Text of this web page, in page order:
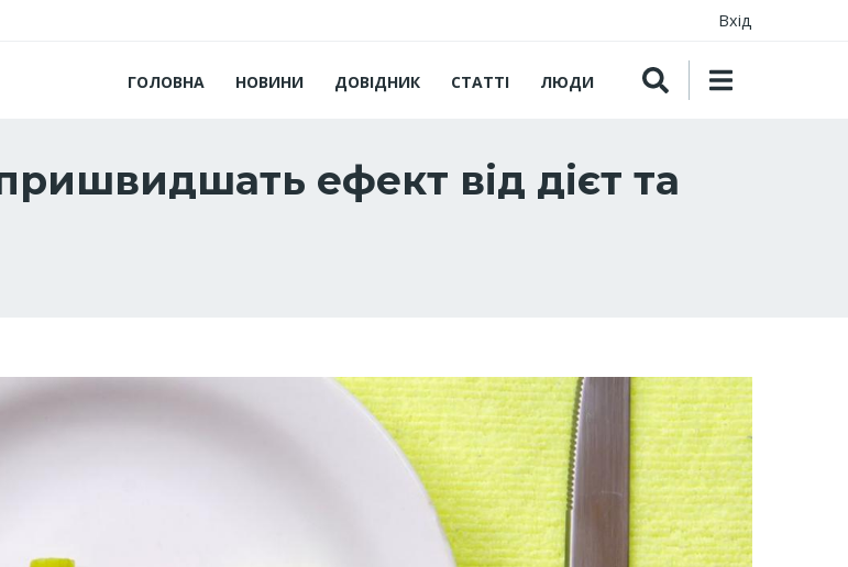
Вхід
ГОЛОВНА НОВИНИ ДОВІДНИК СТАТТІ ЛЮДИ
ефект від дієт та